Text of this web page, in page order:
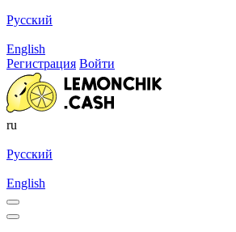
Русский
English
Регистрация Войти
ru
Русский
English